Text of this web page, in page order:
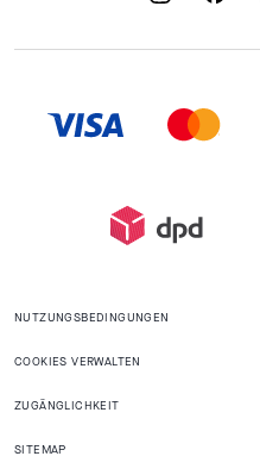
NUTZUNGSBEDINGUNGEN
COOKIES VERWALTEN
ZUGÄNGLICHKEIT
SITEMAP